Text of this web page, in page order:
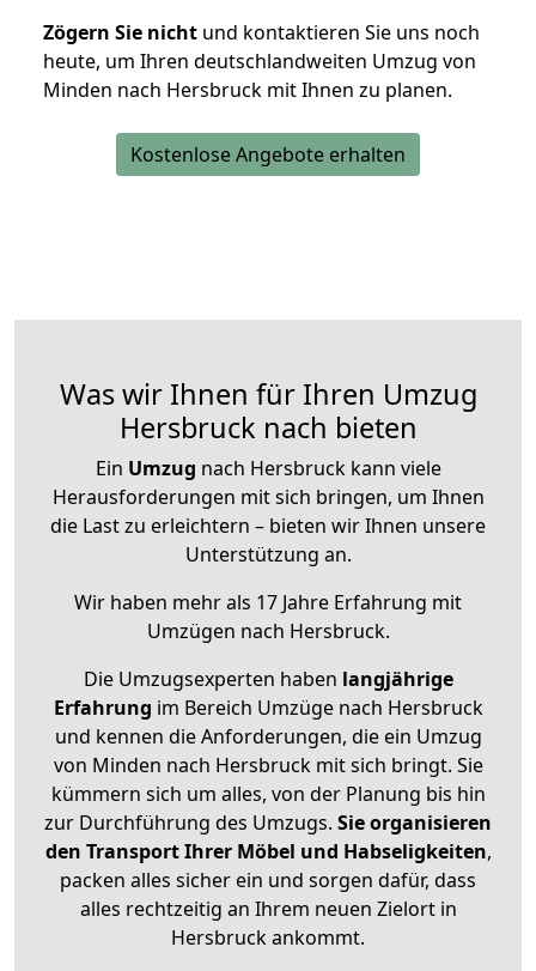
Zögern Sie nicht und kontaktieren Sie uns noch
heute, um Ihren deutschlandweiten Umzug von
Minden nach Hersbruck mit Ihnen zu planen.
Kostenlose Angebote erhalten
Was wir Ihnen für Ihren Umzug
Hersbruck nach bieten
Ein Umzug nach Hersbruck kann viele
Herausforderungen mit sich bringen, um Ihnen
die Last zu erleichtern – bieten wir Ihnen unsere
Unterstützung an.
Wir haben mehr als 17 Jahre Erfahrung mit
Umzügen nach Hersbruck.
Die Umzugsexperten haben langjährige
Erfahrung im Bereich Umzüge nach Hersbruck
und kennen die Anforderungen, die ein Umzug
von Minden nach Hersbruck mit sich bringt. Sie
kümmern sich um alles, von der Planung bis hin
zur Durchführung des Umzugs. Sie organisieren
den Transport Ihrer Möbel und Habseligkeiten,
packen alles sicher ein und sorgen dafür, dass
alles rechtzeitig an Ihrem neuen Zielort in
Hersbruck ankommt.